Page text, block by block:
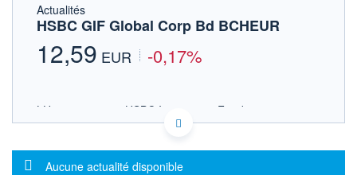
Actualités
HSBC GIF Global Corp Bd BCHEUR
12,59 EUR -0,17%
LU1649339543 - HSBC Investment Funds
(Luxembourg) S.A.
Consulter le prospectus / DIC
Message d'information
Aucune actualité disponible